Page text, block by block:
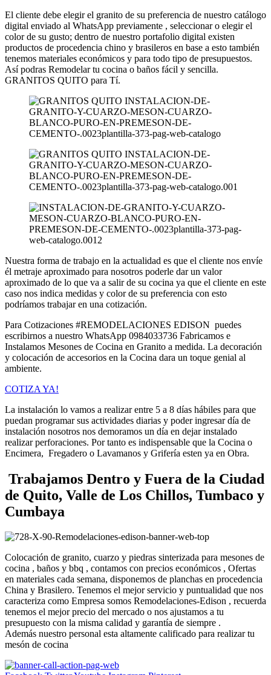
El cliente debe elegir el granito de su preferencia de nuestro catálogo
digital enviado al WhatsApp previamente , seleccionar o elegir el
color de su gusto; dentro de nuestro portafolio digital existen
productos de procedencia chino y brasileros en base a esto también
tenemos materiales económicos y para todo tipo de presupuestos.
Así podras Remodelar tu cocina o baños fácil y sencilla.
GRANITOS QUITO para Tí.
Nuestra forma de trabajo en la actualidad es que el cliente nos envíe
él metraje aproximado para nosotros poderle dar un valor
aproximado de lo que va a salir de su cocina ya que el cliente en este
caso nos indica medidas y color de su preferencia con esto
podríamos trabajar en una cotización.
Para Cotizaciones #REMODELACIONES EDISON puedes
escribirnos a nuestro WhatsApp 0984033736 Fabricamos e
Instalamos Mesones de Cocina en Granito a medida. La decoración
y colocación de accesorios en la Cocina dara un toque genial al
ambiente.
COTIZA YA!
La instalación lo vamos a realizar entre 5 a 8 días hábiles para que
puedan programar sus actividades diarias y poder ingresar día de
instalación nosotros nos demoramos un día en dejar instalado
realizar perforaciones. Por tanto es indispensable que la Cocina o
Encimera, Fregadero o Lavamanos y Grifería esten ya en Obra.
Trabajamos Dentro y Fuera de la Ciudad
de Quito, Valle de Los Chillos, Tumbaco y
Cumbaya
Colocación de granito, cuarzo y piedras sinterizada para mesones de
cocina , baños y bbq , contamos con precios económicos , Ofertas
en materiales cada semana, disponemos de planchas en procedencia
China y Brasilero. Tenemos el mejor servicio y puntualidad que nos
caracteriza como Empresa somos Remodelaciones-Edison , recuerda
tenemos el mejor precio del mercado o nos ajustamos a tu
presupuesto con la misma calidad y garantía de siempre .
Además nuestro personal esta altamente calificado para realizar tu
mesón de cocina